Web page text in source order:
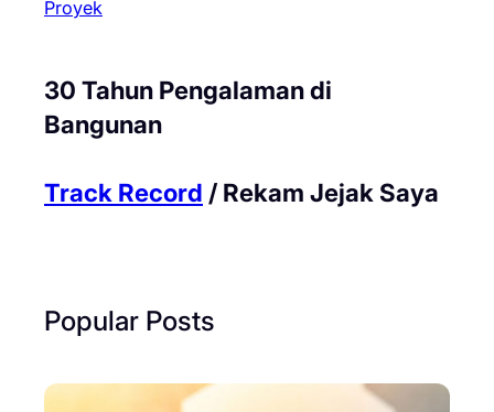
Proyek
30 Tahun Pengalaman di
Bangunan
Track Record / Rekam Jejak Saya
Popular Posts